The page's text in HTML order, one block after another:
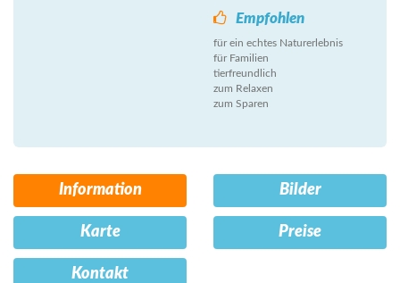
Empfohlen
für ein echtes Naturerlebnis
für Familien
tierfreundlich
zum Relaxen
zum Sparen
Information Bilder
Karte Preise
Kontakt